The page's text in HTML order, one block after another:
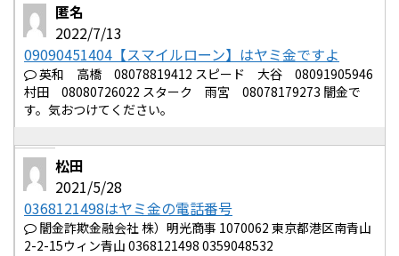
匿名
2022/7/13
09090451404【スマイルローン】はヤミ金ですよ
英和 高橋 08078819412 スピード 大谷 08091905946
村田 08080726022 スターク 雨宮 08078179273 闇金で
す。気おつけてください。
松田
2021/5/28
0368121498はヤミ金の電話番号
闇金詐欺金融会社 株）明光商事 1070062 東京都港区南青山
2-2-15ウィン青山 0368121498 0359048532